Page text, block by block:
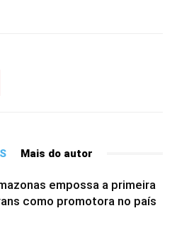
Mais do autor
empossa a primeira
como promotora no país